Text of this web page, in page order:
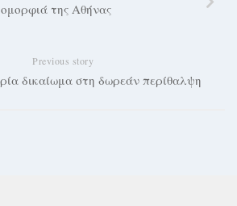
της Αθήνας
Previous story
δικαίωμα στη δωρεάν περίθαλψη